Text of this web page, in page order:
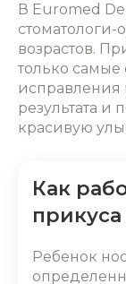
В Euromed
стоматологи-
возрастов.
только самые
исправления
результата и
красивую
Как
Ребенок